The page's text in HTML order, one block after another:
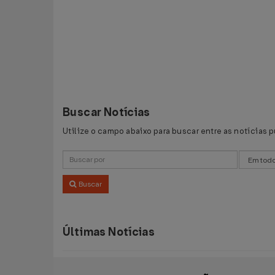
Buscar Notícias
Utilize o campo abaixo para buscar entre as notícias
Buscar
Últimas Notícias